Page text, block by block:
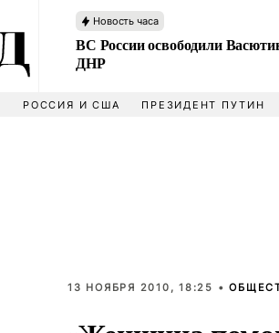
Новость часа
ВС России освободили
ДНР
РОССИЯ И США ПРЕЗИДЕНТ ПУТИН
13 НОЯБРЯ 2010, 18:25 •